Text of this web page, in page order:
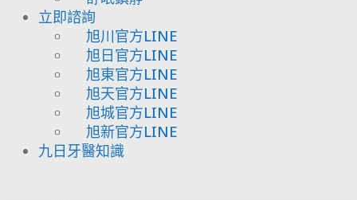
立即諮詢
旭川官方LINE
旭日官方LINE
旭東官方LINE
旭天官方LINE
旭城官方LINE
旭新官方LINE
九日牙醫知識